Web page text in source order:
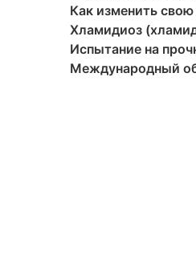
Как изменить
Хламидиоз
Испытание на
Международный